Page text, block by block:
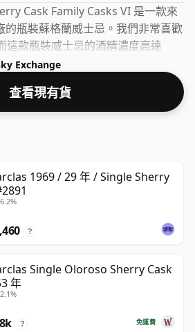
Cask Family Casks VI 是一款來
瓶裝蘇格蘭威士忌。我們非常喜歡
這款瓶裝威士忌的酒精濃度高達
Exchange
查看現有貨
1969 / 29 年 / Single Sherry
?
Single Oloroso Sherry Cask
年
免運費
?